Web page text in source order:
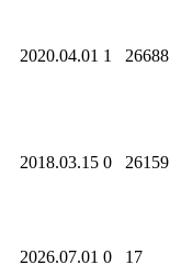
2020.04.01 1 26688
2018.03.15 0 26159
2026.07.01 0 17